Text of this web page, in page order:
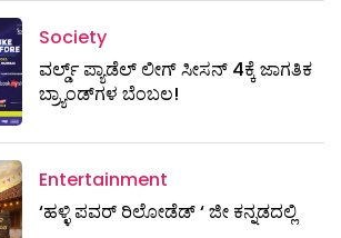
Society
ವರ್ಲ್ಡ್ ಪ್ಯಾಡೆಲ್ ಲೀಗ್ ಸೀಸನ್ 4ಕ್ಕೆ ಜಾಗತಿಕ
ಬ್ರ್ಯಾಂಡ್‌ಗಳ ಬೆಂಬಲ!
Entertainment
‘ಹಳ್ಳಿ ಪವರ್ ರಿಲೋಡೆಡ್ ‘ ಜೀ ಕನ್ನಡದಲ್ಲಿ